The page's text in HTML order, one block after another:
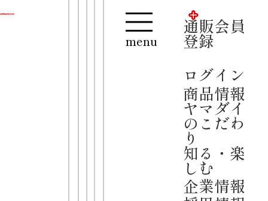
menu
通販会員
登録
ログイン
商品情報
ヤマダイ
のこだわ
り
知る・楽
しむ
企業情報
通販会員登録 ログイン
【夏季休業のお知らせ】
誠に勝手ながら、2026年8月13日(木)
～16日(日)までお休みをさせていただ
お問い合わせや公式通販は、8月17日
(月)より順次対応をさせていただきま
ご迷惑をおかけいたしますが、何卒ご
了承くださいますようお願い申し上げ
ご当地